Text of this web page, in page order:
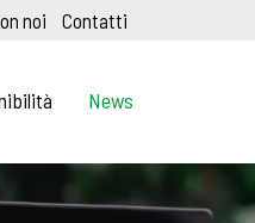
noi Contatti
News